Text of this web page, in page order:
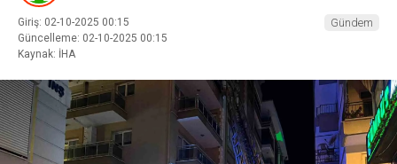
Giriş: 02-10-2025 00:15
Güncelleme: 02-10-2025 00:15
Kaynak: İHA
Gündem